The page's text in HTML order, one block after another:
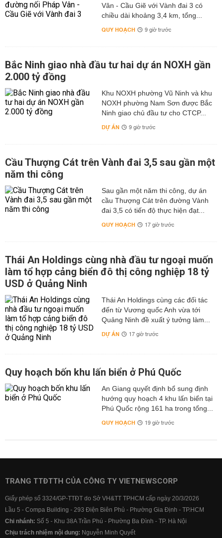
Vân - Cầu Giẽ với Vành đai 3 có
chiều dài khoảng 3,4 km, tổng...
QUY HOẠCH 9 giờ trước
Bắc Ninh giao nhà đầu tư hai dự án NOXH gần
2.000 tỷ đồng
Khu NOXH phường Vũ Ninh và khu
NOXH phường Nam Sơn được Bắc
Ninh giao chủ đầu tư cho CTCP...
DỰ ÁN 9 giờ trước
Cầu Thượng Cát trên Vành đai 3,5 sau gần một
năm thi công
Sau gần một năm thi công, dự án
cầu Thượng Cát trên đường Vành
đai 3,5 có tiến độ thực hiện đạt...
QUY HOẠCH 17 giờ trước
Thái An Holdings cùng nhà đầu tư ngoại muốn
làm tổ hợp cảng biển đô thị công nghiệp 18 tỷ
USD ở Quảng Ninh
Thái An Holdings cùng các đối tác
đến từ Vương quốc Anh vừa tới
Quảng Ninh đề xuất ý tưởng làm...
DỰ ÁN 17 giờ trước
Quy hoạch bốn khu lấn biển ở Phú Quốc
An Giang quyết định bổ sung định
hướng quy hoạch 4 khu lấn biển tại
Phú Quốc rộng 161 ha trong tổng...
QUY HOẠCH 19 giờ trước
TRANG TTĐTTH CỦA CÔNG TY VIETNEWSCORP
Giấy phép số 3324/GP-TTĐT do Sở VH&TT TPHCM cấp ngày 20/3/2026
Lầu 5 - Compa Building - 293 Điện Biên Phủ - Phường Gia Định - TP.HCM
Chi nhánh: Số 5 - Khu 38A Trần Phú - Phường Ba Đình - TP. Hà Nội
Chịu trách nhiệm nội dung: Nguyễn Minh Quyết